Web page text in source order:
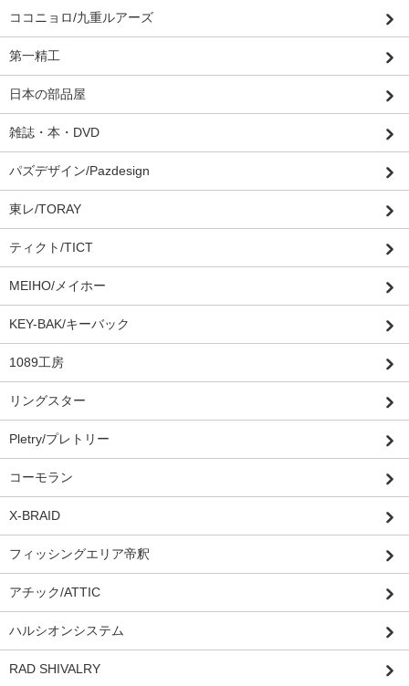
ココニョロ/九重ルアーズ
第一精工
日本の部品屋
雑誌・本・DVD
パズデザイン/Pazdesign
東レ/TORAY
ティクト/TICT
MEIHO/メイホー
KEY-BAK/キーバック
1089工房
リングスター
Pletry/プレトリー
コーモラン
X-BRAID
フィッシングエリア帝釈
アチック/ATTIC
ハルシオンシステム
RAD SHIVALRY